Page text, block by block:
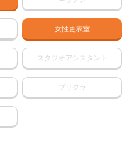
女性更衣室
スタジオアシスタント
プリクラ